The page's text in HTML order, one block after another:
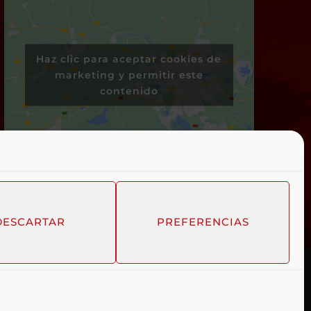
PREFERENCIAS
Haz clic para aceptar cookies de
marketing y permitir este
contenido